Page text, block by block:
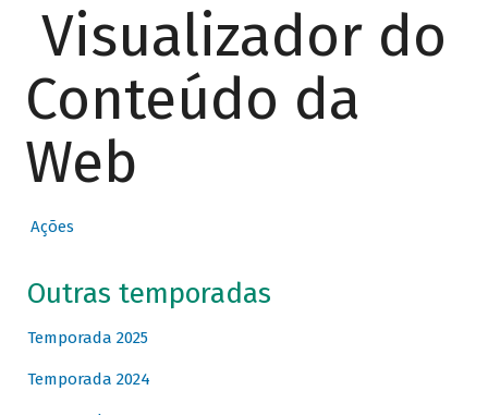
Visualizador do
Conteúdo da
Web
Ações
Outras temporadas
Temporada 2025
Temporada 2024